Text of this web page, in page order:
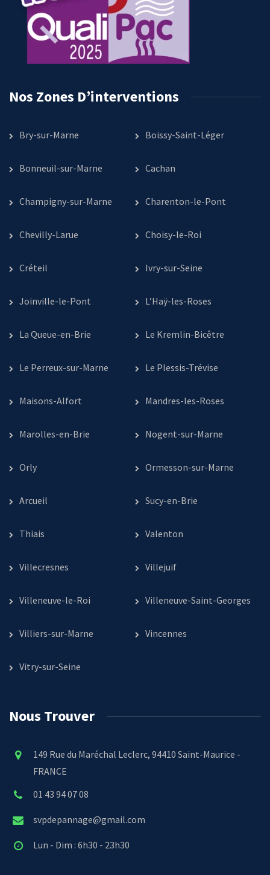
Nos Zones D’interventions
Bry-sur-Marne Boissy-Saint-Léger
Bonneuil-sur-Marne Cachan
Champigny-sur-Marne Charenton-le-Pont
Chevilly-Larue Choisy-le-Roi
Créteil Ivry-sur-Seine
Joinville-le-Pont L’Haÿ-les-Roses
La Queue-en-Brie Le Kremlin-Bicêtre
Le Perreux-sur-Marne Le Plessis-Trévise
Maisons-Alfort Mandres-les-Roses
Marolles-en-Brie Nogent-sur-Marne
Orly Ormesson-sur-Marne
Arcueil Sucy-en-Brie
Thiais Valenton
Villecresnes Villejuif
Villeneuve-le-Roi Villeneuve-Saint-Georges
Villiers-sur-Marne Vincennes
Vitry-sur-Seine
Nous Trouver
149 Rue du Maréchal Leclerc, 94410 Saint-Maurice -
FRANCE
01 43 94 07 08
svpdepannage@gmail.com
Lun - Dim : 6h30 - 23h30